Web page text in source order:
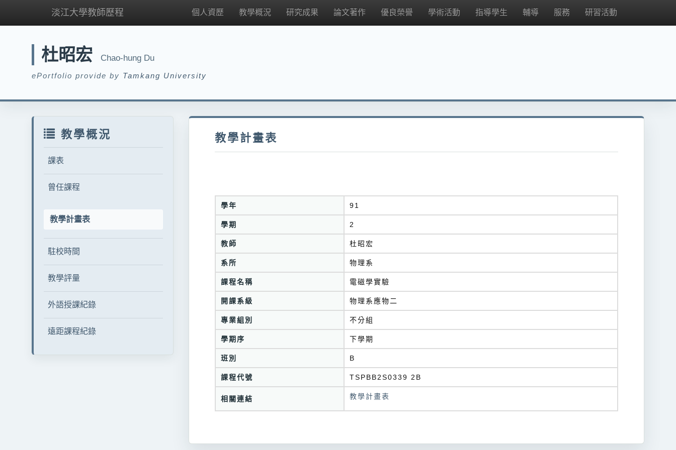
淡江大學教師歷程 個人資歷 教學概況 研究成果 論文著作 優良榮譽 學術活動 指導學生 輔導 服務 研習活動
杜昭宏 Chao-hung Du
ePortfolio provide by Tamkang University
教學概況
課表
曾任課程
教學計畫表
駐校時間
教學評量
外語授課紀錄
遠距課程紀錄
教學計畫表
學年 91
學期 2
教師 杜昭宏
系所 物理系
課程名稱 電磁學實驗
開課系級 物理系應物二
專業組別 不分組
學期序 下學期
班別 B
課程代號 TSPBB2S0339 2B
相關連結 教學計畫表